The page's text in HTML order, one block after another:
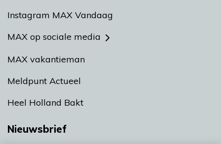
Instagram MAX Vandaag
MAX op sociale media
MAX vakantieman
Meldpunt Actueel
Heel Holland Bakt
Nieuwsbrief